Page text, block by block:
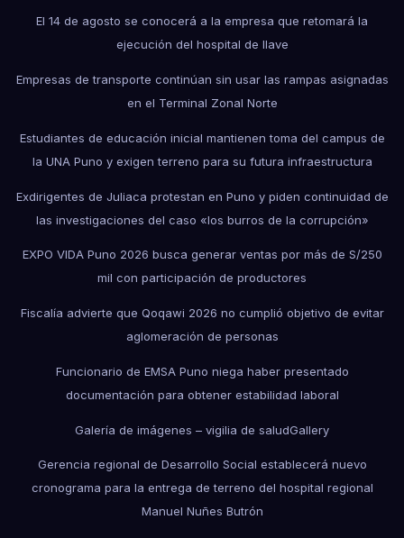
El 14 de agosto se conocerá a la empresa que retomará la
ejecución del hospital de Ilave
Empresas de transporte continúan sin usar las rampas asignadas
en el Terminal Zonal Norte
Estudiantes de educación inicial mantienen toma del campus de
la UNA Puno y exigen terreno para su futura infraestructura
Exdirigentes de Juliaca protestan en Puno y piden continuidad de
las investigaciones del caso «los burros de la corrupción»
EXPO VIDA Puno 2026 busca generar ventas por más de S/250
mil con participación de productores
Fiscalía advierte que Qoqawi 2026 no cumplió objetivo de evitar
aglomeración de personas
Funcionario de EMSA Puno niega haber presentado
documentación para obtener estabilidad laboral
Galería de imágenes – vigilia de saludGallery
Gerencia regional de Desarrollo Social establecerá nuevo
cronograma para la entrega de terreno del hospital regional
Manuel Nuñes Butrón